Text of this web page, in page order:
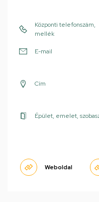
Központi telefonszám,
mellék
E-mail
Cím
Épület, emelet,
Weboldal